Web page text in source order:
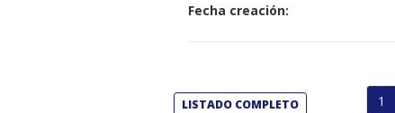
Fecha creación:
LISTADO COMPLETO 1